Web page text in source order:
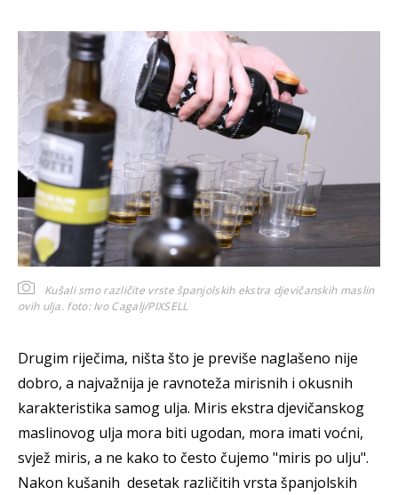
Kušali smo različite vrste španjolskih ekstra djevičanskih maslin
ovih ulja. foto: Ivo Cagalj/PIXSELL
Drugim riječima, ništa što je previše naglašeno nije
dobro, a najvažnija je ravnoteža mirisnih i okusnih
karakteristika samog ulja. Miris ekstra djevičanskog
maslinovog ulja mora biti ugodan, mora imati voćni,
svjež miris, a ne kako to često čujemo "miris po ulju".
Nakon kušanih desetak različitih vrsta španjolskih